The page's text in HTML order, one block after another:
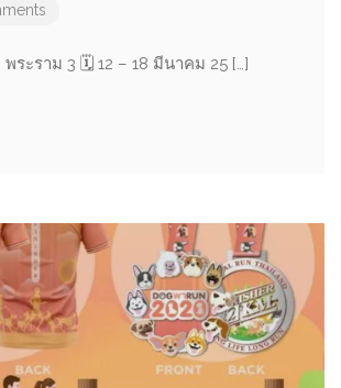
ระราม 3 🗓 12 – 18 มีนาคม 25 […]